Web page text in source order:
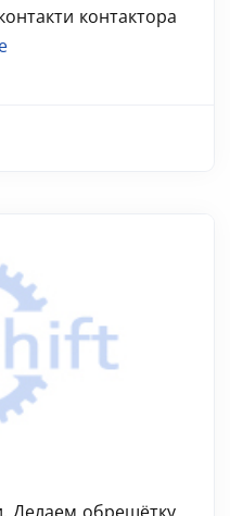
контактора